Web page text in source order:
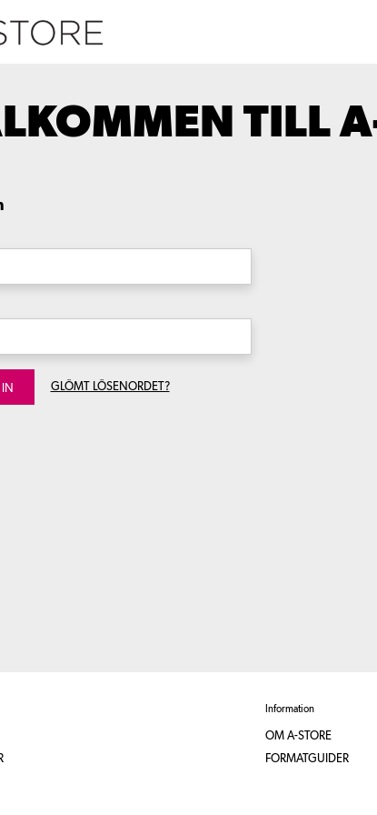
TILL
LOGGA IN GLÖMT LÖSENORDET?
Information
OM A-STORE
FORMATGUIDER